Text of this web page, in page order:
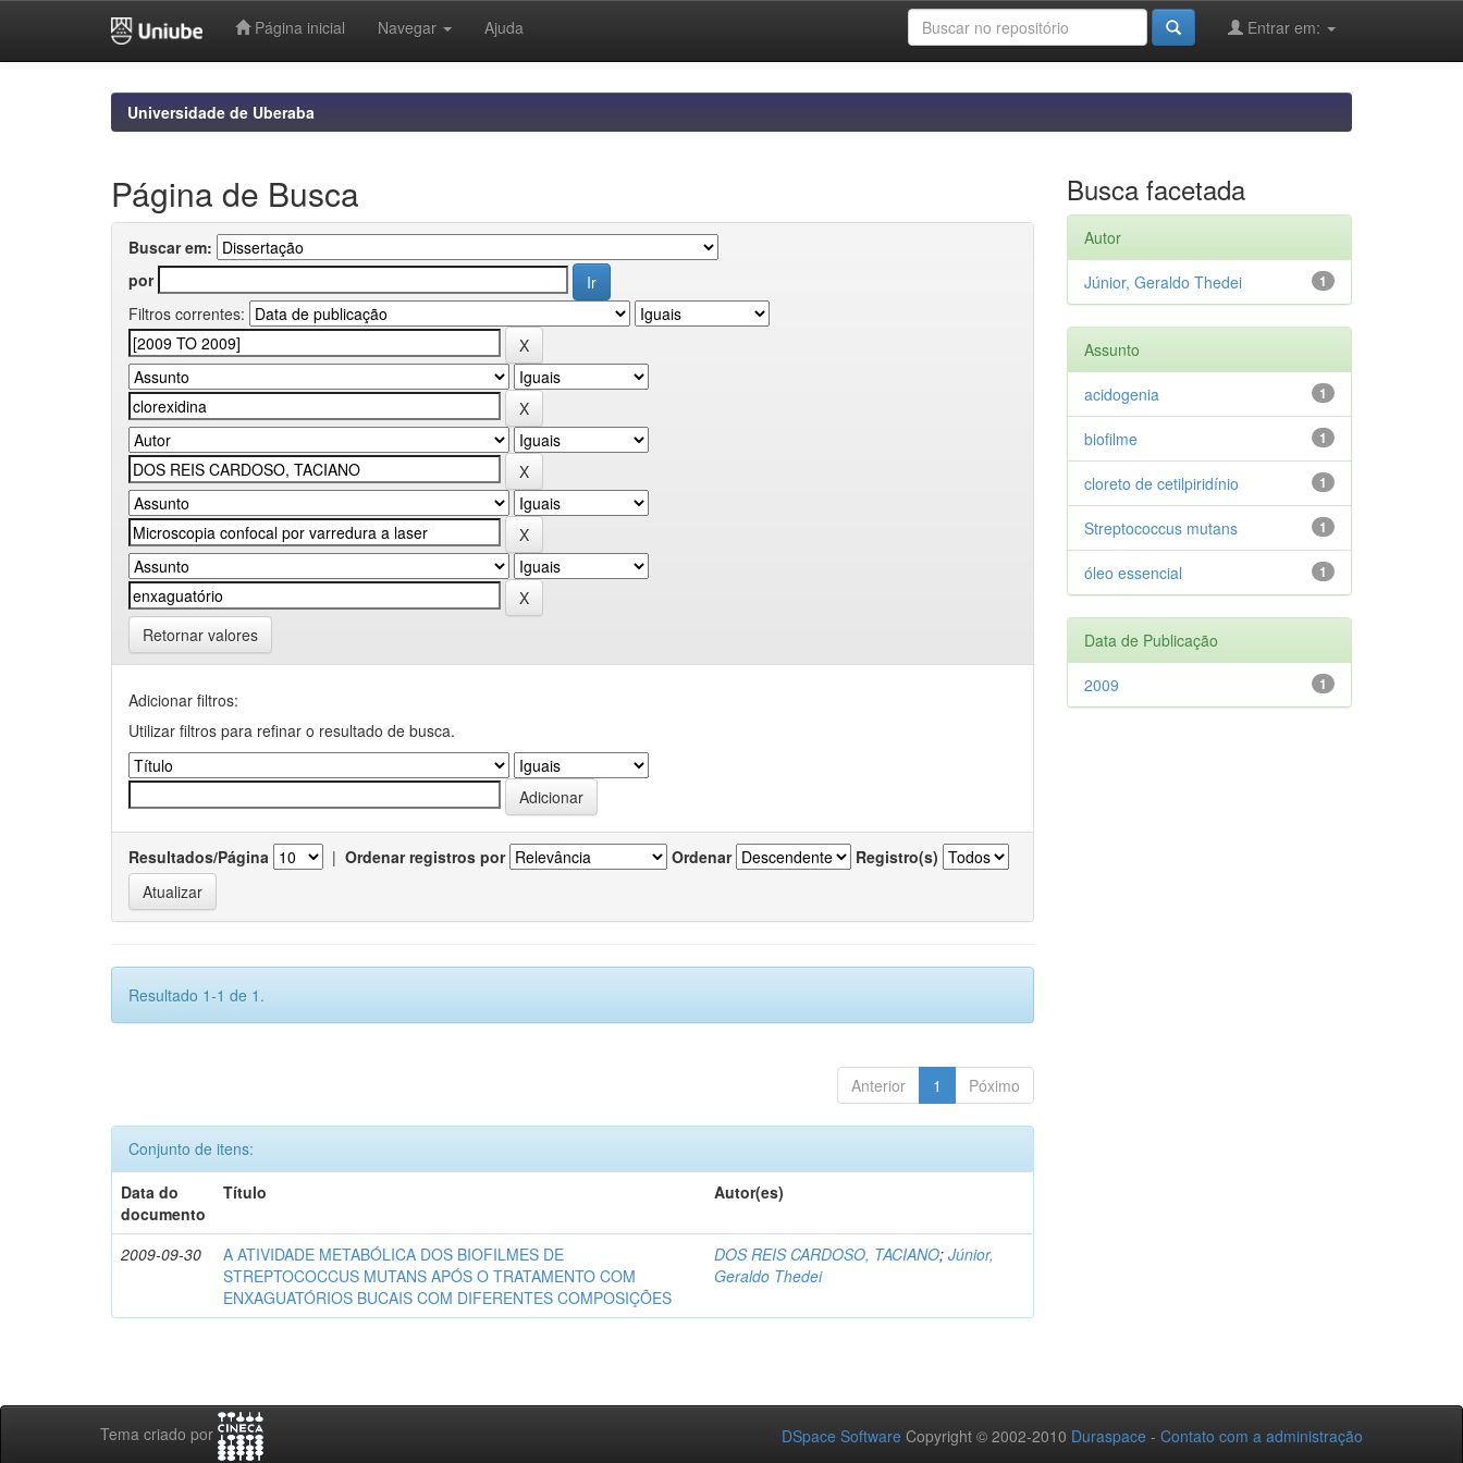
Página inicial Navegar Ajuda Entrar em:
Universidade de Uberaba
Página de Busca
Buscar em:
por
Filtros correntes:
Retornar valores
Adicionar filtros:
Utilizar filtros para refinar o resultado de busca.
Resultados/Página | Ordenar registros por Ordenar Registro(s)
Resultado 1-1 de 1.
Anterior 1 Póximo
Conjunto de itens:
Data do
documento
Título Autor(es)
2009-09-30
A ATIVIDADE METABÓLICA DOS BIOFILMES DE
STREPTOCOCCUS MUTANS APÓS O TRATAMENTO COM
ENXAGUATÓRIOS BUCAIS COM DIFERENTES COMPOSIÇÕES
DOS REIS CARDOSO, TACIANO;Júnior,
Geraldo Thedei
Busca facetada
Autor
1
Júnior, Geraldo Thedei
Assunto
1
acidogenia
1
biofilme
1
cloreto de cetilpiridínio
1
Streptococcus mutans
1
óleo essencial
Data de Publicação
1
2009
Tema criado por DSpace Software Copyright © 2002-2010 Duraspace - Contato com a administração